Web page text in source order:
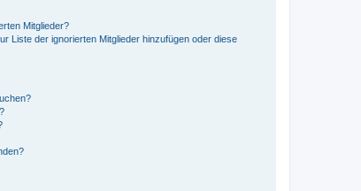
Mitglieder?
Liste der ignorierten Mitglieder hinzufügen oder diese